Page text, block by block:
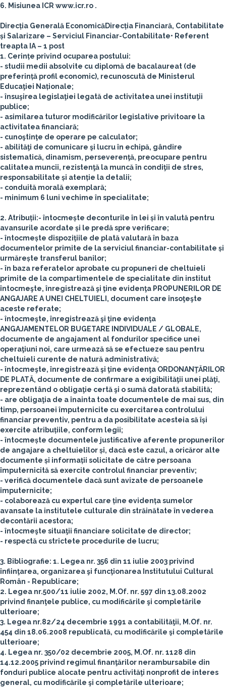
6. Misiunea ICR www.icr.ro .
Direcția Generală EconomicăDirecția Financiară, Contabilitate
și Salarizare – Serviciul Financiar-Contabilitate• Referent
treapta IA – 1 post
1. Cerințe privind ocuparea postului:
- studii medii absolvite cu diplomă de bacalaureat (de
preferință profil economic), recunoscută de Ministerul
Educaţiei Naționale;
- însuşirea legislaţiei legată de activitatea unei instituţii
publice;
- asimilarea tuturor modificărilor legislative privitoare la
activitatea financiară;
- cunoştinţe de operare pe calculator;
- abilităţi de comunicare şi lucru în echipă, gândire
sistematică, dinamism, perseverenţă, preocupare pentru
calitatea muncii, rezistenţă la muncă în condiţii de stres,
responsabilitate și atenție la detalii;
- conduită morală exemplară;
- minimum 6 luni vechime în specialitate;
2. Atribuții:- întocmește deconturile în lei și în valută pentru
avansurile acordate și le predă spre verificare;
- întocmește dispozițiile de plată valutară în baza
documentelor primite de la serviciul financiar-contabilitate și
urmărește transferul banilor;
- în baza referatelor aprobate cu propuneri de cheltuieli
primite de la compartimentele de specialitate din institut
întocmeşte, înregistrează şi ţine evidenţa PROPUNERILOR DE
ANGAJARE A UNEI CHELTUIELI, document care însoţeşte
aceste referate;
- întocmeşte, înregistrează şi ţine evidenţa
ANGAJAMENTELOR BUGETARE INDIVIDUALE / GLOBALE,
documente de angajament al fondurilor specifice unei
operaţiuni noi, care urmează să se efectueze sau pentru
cheltuieli curente de natură administrativă;
- întocmeşte, înregistrează şi ţine evidenţa ORDONANŢĂRILOR
DE PLATĂ, documente de confirmare a exigibilităţii unei plăţi,
reprezentând o obligaţie certă şi o sumă datorată stabilită;
- are obligaţia de a înainta toate documentele de mai sus, din
timp, persoanei împuternicite cu exercitarea controlului
financiar preventiv, pentru a da posibilitate acesteia să își
exercite atribuțiile, conform legii;
- întocmește documentele justificative aferente propunerilor
de angajare a cheltuielilor și, dacă este cazul, a oricăror alte
documente și informații solicitate de către persoana
împuternicită să exercite controlul financiar preventiv;
- verifică documentele dacă sunt avizate de persoanele
împuternicite;
- colaborează cu expertul care ține evidența sumelor
avansate la institutele culturale din străinătate în vederea
decontării acestora;
- întocmeşte situaţii financiare solicitate de director;
- respectă cu strictete procedurile de lucru;
3. Bibliografie: 1. Legea nr. 356 din 11 iulie 2003 privind
înfiinţarea, organizarea şi funcţionarea Institutului Cultural
Român - Republicare;
2. Legea nr.500/11 iulie 2002, M.Of. nr. 597 din 13.08.2002
privind finanţele publice, cu modificările şi completările
ulterioare;
3. Legea nr.82/24 decembrie 1991 a contabilităţii, M.Of. nr.
454 din 18.06.2008 republicată, cu modificările şi completările
ulterioare;
4. Legea nr. 350/02 decembrie 2005, M.Of. nr. 1128 din
14.12.2005 privind regimul finanţărilor nerambursabile din
fonduri publice alocate pentru activităţi nonprofit de interes
general, cu modificările şi completările ulterioare;